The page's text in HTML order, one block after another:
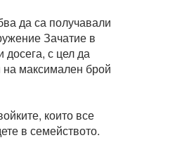
да са получавали
Зачатие в
досега, с цел да
максимален брой
които все
в семейството.